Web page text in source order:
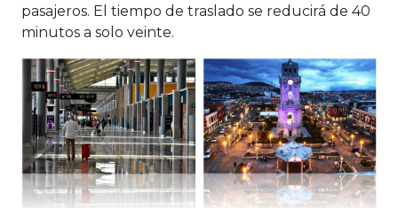
pasajeros. El tiempo de traslado se reducirá de 40
minutos a solo veinte.